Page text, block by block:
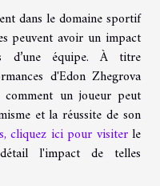
dans le domaine sportif
peuvent avoir un impact
d’une équipe. À titre
d'Edon Zhegrova
un joueur peut
et la réussite de son
cliquez ici pour visiterle
l'impact de telles